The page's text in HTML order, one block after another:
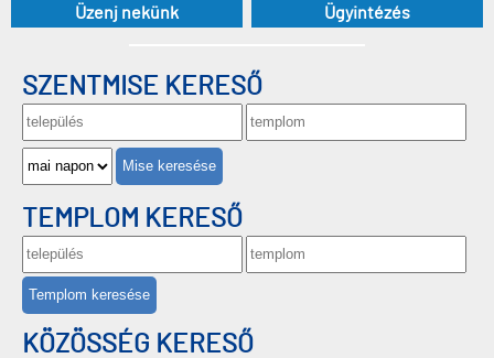
Üzenj nekünk Ügyintézés
SZENTMISE KERESŐ
Mise keresése
TEMPLOM KERESŐ
Templom keresése
KÖZÖSSÉG KERESŐ